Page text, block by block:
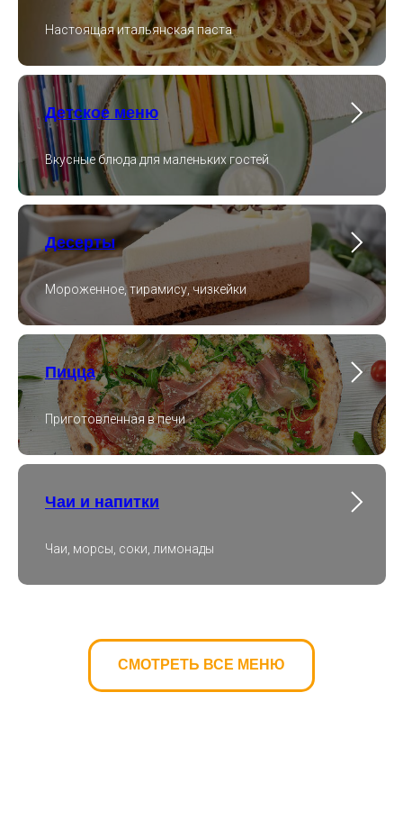
Настоящая итальянская паста
Детское меню
Вкусные блюда для маленьких гостей
Десерты
Мороженное, тирамису, чизкейки
Пицца
Приготовленная в печи
Чаи и напитки
Чаи, морсы, соки, лимонады
СМОТРЕТЬ ВСЕ МЕНЮ
Наши адреса:
ул. Нижняя Красносельская, 35с59 7
Нижний Сусальный переулок, 5с19,
1 мин пешком от ст. Курская
ЖДЕМ ВАСВ ГОСТИ
+7 (499) 288-17-13